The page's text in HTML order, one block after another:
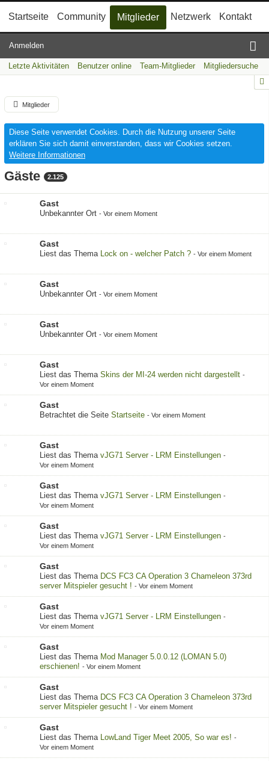
Startseite Community Mitglieder Netzwerk Kontakt
Anmelden
Letzte Aktivitäten Benutzer online Team-Mitglieder Mitgliedersuche
Mitglieder
Diese Seite verwendet Cookies. Durch die Nutzung unserer Seite
erklären Sie sich damit einverstanden, dass wir Cookies setzen.
Weitere Informationen
Gäste 2.125
Gast
Unbekannter Ort - Vor einem Moment
Gast
Liest das Thema Lock on - welcher Patch ? - Vor einem Moment
Gast
Unbekannter Ort - Vor einem Moment
Gast
Unbekannter Ort - Vor einem Moment
Gast
Liest das Thema Skins der MI-24 werden nicht dargestellt -
Vor einem Moment
Gast
Betrachtet die Seite Startseite - Vor einem Moment
Gast
Liest das Thema vJG71 Server - LRM Einstellungen -
Vor einem Moment
Gast
Liest das Thema vJG71 Server - LRM Einstellungen -
Vor einem Moment
Gast
Liest das Thema vJG71 Server - LRM Einstellungen -
Vor einem Moment
Gast
Liest das Thema DCS FC3 CA Operation 3 Chameleon 373rd
server Mitspieler gesucht ! - Vor einem Moment
Gast
Liest das Thema vJG71 Server - LRM Einstellungen -
Vor einem Moment
Gast
Liest das Thema Mod Manager 5.0.0.12 (LOMAN 5.0)
erschienen! - Vor einem Moment
Gast
Liest das Thema DCS FC3 CA Operation 3 Chameleon 373rd
server Mitspieler gesucht ! - Vor einem Moment
Gast
Liest das Thema LowLand Tiger Meet 2005, So war es! -
Vor einem Moment